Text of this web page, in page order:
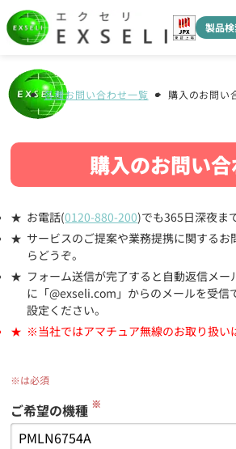
製品
各種お問い合わせ一覧 購入のお問い
購入のお問い
お電話(0120-880-200)でも365日深夜ま
サービスのご提案や業務提携に関するお
らどうぞ。
フォーム送信が完了すると自動返信メー
に「@exseli.com」からのメールを受信
設定ください。
※当社ではアマチュア無線のお取り扱い
※は必須
ご希望の機種 ※